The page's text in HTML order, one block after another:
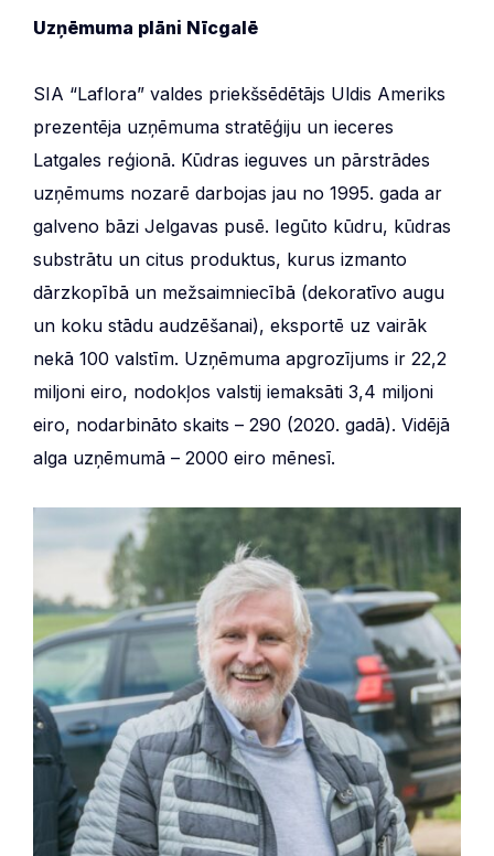
Uzņēmuma plāni Nīcgalē
SIA “Laflora” valdes priekšsēdētājs Uldis Ameriks
prezentēja uzņēmuma stratēģiju un ieceres
Latgales reģionā. Kūdras ieguves un pārstrādes
uzņēmums nozarē darbojas jau no 1995. gada ar
galveno bāzi Jelgavas pusē. Iegūto kūdru, kūdras
substrātu un citus produktus, kurus izmanto
dārzkopībā un mežsaimniecībā (dekoratīvo augu
un koku stādu audzēšanai), eksportē uz vairāk
nekā 100 valstīm. Uzņēmuma apgrozījums ir 22,2
miljoni eiro, nodokļos valstij iemaksāti 3,4 miljoni
eiro, nodarbināto skaits – 290 (2020. gadā). Vidējā
alga uzņēmumā – 2000 eiro mēnesī.